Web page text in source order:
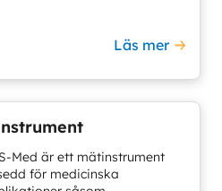
Läs mer
Med är ett mätinstrument
för medicinska